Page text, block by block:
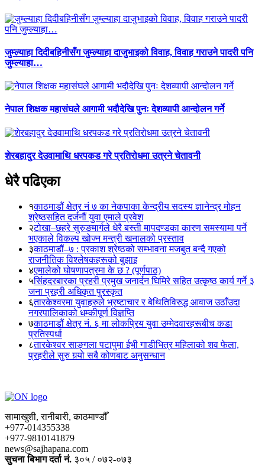
जुम्ल्याहा दिदीबहिनीसँग जुम्ल्याहा दाजुभाइको विवाह, विवाह गराउने पादरी पनि
जुम्ल्याहा…
नेपाल शिक्षक महासंघले आगामी भदौदेखि पुनः देशव्यापी आन्दोलन गर्ने
शेरबहादुर देउवामाथि धरपकड गरे प्रतिरोधमा उत्रने चेतावनी
धेरै पढिएका
१काठमाडौं क्षेत्र नं ७ का नेकपाका केन्द्रीय सदस्य ज्ञानेन्द्र मोहन
श्रेष्ठसहित दर्जनौं युवा एमाले प्रवेश
२टोखा–छहरे सुरुङमार्गले धेरै बस्ती मापदण्डका कारण समस्यामा पर्ने
भएकाले विकल्प खोज्न मन्त्री खनालको प्रस्ताव
३काठमाडौं–७ : प्रकाश श्रेष्ठको सम्भावना मजबुत बन्दै गएको
राजनीतिक विश्लेषकहरूको बुझाइ
४एमालेको घोषणापत्रमा के छ ? (पूर्णपाठ)
५सिंहदरबारका प्रहरी प्रमुख जनार्दन घिमिरे सहित उत्कृष्ठ कार्य गर्ने ३
जना प्रहरी अधिकृत पुरस्कृत
६तारकेश्वरमा युवाहरुले भ्रष्टाचार र बेथितिविरुद्ध आवाज उठाँउदा
नगरपालिकाको धम्कीपूर्ण विज्ञप्ति
७काठमाडौं क्षेत्र नं. ६ मा लोकप्रिय युवा उम्मेदवारहरूबीच कडा
प्रतिस्पर्धा
८तारकेश्वर साङ्गला पटापुमा ईभी गाडीभित्र महिलाको शव फेला,
प्रहरीले सुरु गर्‍यो सबै कोणबाट अनुसन्धान
सामाखुशी, रानीबारी, काठमाण्डौँ
+977-014355338
+977-9810141879
news@sajhapana.com
सुचना बिभाग दर्ता नं. ३०५ / ०७२-०७३